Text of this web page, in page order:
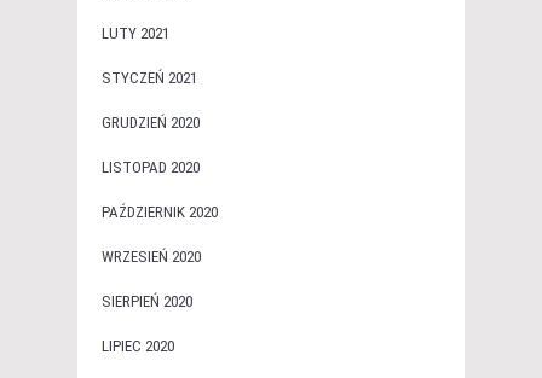
LUTY 2021
STYCZEŃ 2021
GRUDZIEŃ 2020
LISTOPAD 2020
PAŹDZIERNIK 2020
WRZESIEŃ 2020
SIERPIEŃ 2020
LIPIEC 2020